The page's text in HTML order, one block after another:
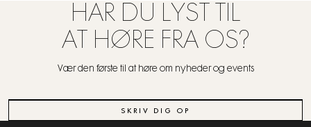
HAR DU LYST TIL
AT HØRE FRA OS?
Vær den første til at høre om nyheder og events
SKRIV DIG OP